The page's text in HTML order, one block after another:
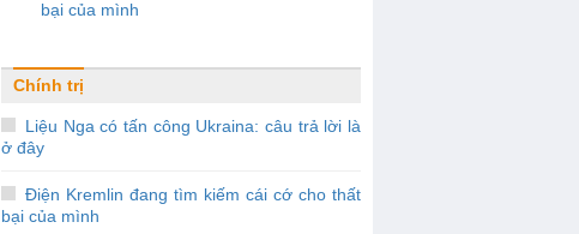
bại của mình
Chính trị
Liệu Nga có tấn công Ukraina: câu trả lời là
ở đây
Điện Kremlin đang tìm kiếm cái cớ cho thất
bại của mình